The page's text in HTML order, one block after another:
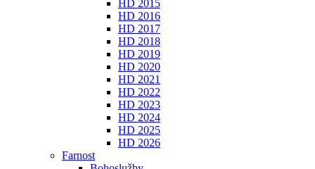
HD 2015
HD 2016
HD 2017
HD 2018
HD 2019
HD 2020
HD 2021
HD 2022
HD 2023
HD 2024
HD 2025
HD 2026
Farnost